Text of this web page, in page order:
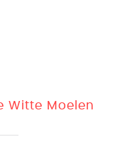
Witte Moelen